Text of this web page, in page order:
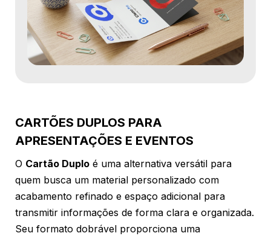
CARTÕES DUPLOS PARA
APRESENTAÇÕES E EVENTOS
O Cartão Duplo é uma alternativa versátil para
quem busca um material personalizado com
acabamento refinado e espaço adicional para
transmitir informações de forma clara e organizada.
Seu formato dobrável proporciona uma